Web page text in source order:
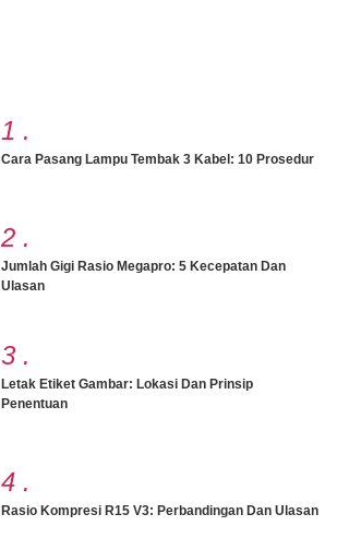
1 .
Cara Pasang Lampu Tembak 3 Kabel: 10 Prosedur
2 .
Jumlah Gigi Rasio Megapro: 5 Kecepatan Dan
Ulasan
3 .
Letak Etiket Gambar: Lokasi Dan Prinsip
Penentuan
4 .
Rasio Kompresi R15 V3: Perbandingan Dan Ulasan